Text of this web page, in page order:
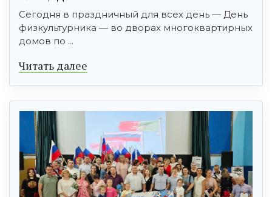
Сегодня в праздничный для всех день — День
физкультурника — во дворах многоквартирных
домов по ...
Читать далее